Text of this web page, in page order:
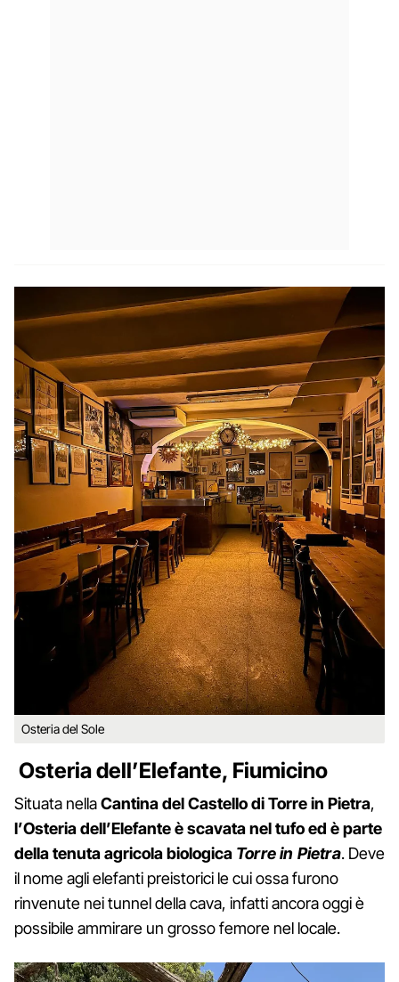
Osteria del Sole
Osteria dell’Elefante, Fiumicino
Situata nellaCantina del Castello di Torre in Pietra,
l’Osteria dell’Elefante è scavata nel tufo ed è parte
della tenuta agricola biologica Torre in Pietra. Deve
il nome agli elefanti preistorici le cui ossa furono
rinvenute nei tunnel della cava, infatti ancora oggi è
possibile ammirare un grosso femore nel locale.